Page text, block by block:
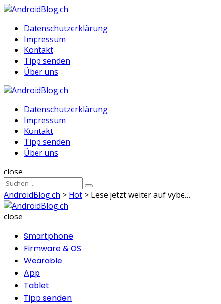
Menu
MenuDatenschutzerklärung
Impressum
Kontakt
Tipp senden
Über uns
Datenschutzerklärung
Impressum
Kontakt
Tipp senden
Über uns
Suche
close
Sucheergebnisse
für
Suche
AndroidBlog.ch > Hot > Lese jetzt weiter auf vybe…
close
Smartphone
Firmware & OS
Wearable
App
Tablet
Tipp senden